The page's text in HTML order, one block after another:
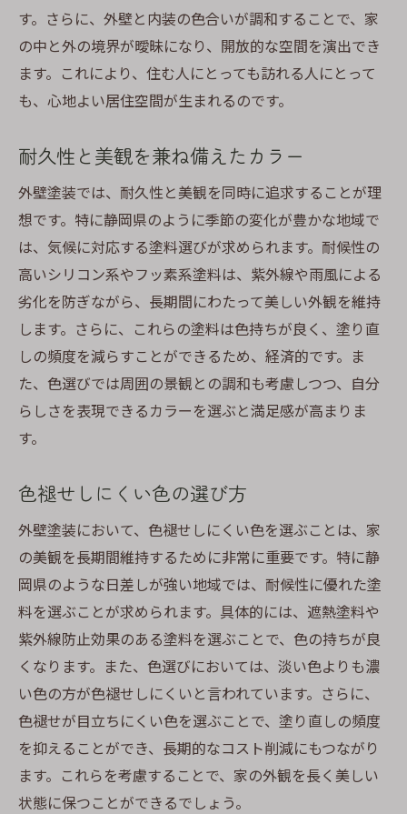
す。さらに、外壁と内装の色合いが調和することで、家
の中と外の境界が曖昧になり、開放的な空間を演出でき
ます。これにより、住む人にとっても訪れる人にとって
も、心地よい居住空間が生まれるのです。
耐久性と美観を兼ね備えたカラー
外壁塗装では、耐久性と美観を同時に追求することが理
想です。特に静岡県のように季節の変化が豊かな地域で
は、気候に対応する塗料選びが求められます。耐候性の
高いシリコン系やフッ素系塗料は、紫外線や雨風による
劣化を防ぎながら、長期間にわたって美しい外観を維持
します。さらに、これらの塗料は色持ちが良く、塗り直
しの頻度を減らすことができるため、経済的です。ま
た、色選びでは周囲の景観との調和も考慮しつつ、自分
らしさを表現できるカラーを選ぶと満足感が高まりま
す。
色褪せしにくい色の選び方
外壁塗装において、色褪せしにくい色を選ぶことは、家
の美観を長期間維持するために非常に重要です。特に静
岡県のような日差しが強い地域では、耐候性に優れた塗
料を選ぶことが求められます。具体的には、遮熱塗料や
紫外線防止効果のある塗料を選ぶことで、色の持ちが良
くなります。また、色選びにおいては、淡い色よりも濃
い色の方が色褪せしにくいと言われています。さらに、
色褪せが目立ちにくい色を選ぶことで、塗り直しの頻度
を抑えることができ、長期的なコスト削減にもつながり
ます。これらを考慮することで、家の外観を長く美しい
状態に保つことができるでしょう。